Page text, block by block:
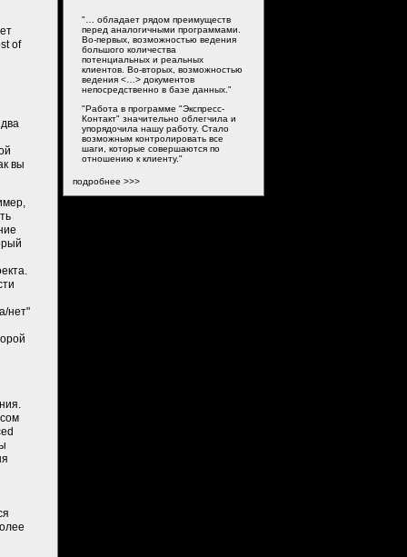
of
вы
нет"
"… обладает рядом преимуществ
перед аналогичными программами.
Во-первых, возможностью ведения
большого количества
потенциальных и реальных
клиентов. Во-вторых, возможностью
ведения <…> документов
непосредственно в базе данных."
"Работа в программе "Экспресс-
Контакт" значительно облегчила и
упорядочила нашу работу. Стало
возможным контролировать все
шаги, которые совершаются по
отношению к клиенту."
подробнее >>>